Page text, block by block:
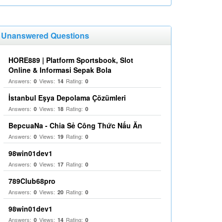
Unanswered Questions
HORE889 | Platform Sportsbook, Slot
Online & Informasi Sepak Bola
Answers: 0 Views: 14 Rating: 0
İstanbul Eşya Depolama Çözümleri
Answers: 0 Views: 18 Rating: 0
BepcuaNa - Chia Sẻ Công Thức Nấu Ăn
Answers: 0 Views: 19 Rating: 0
98win01dev1
Answers: 0 Views: 17 Rating: 0
789Club68pro
Answers: 0 Views: 20 Rating: 0
98win01dev1
Answers: 0 Views: 14 Rating: 0